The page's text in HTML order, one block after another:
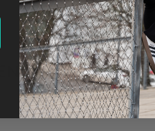
DESPRE NOI